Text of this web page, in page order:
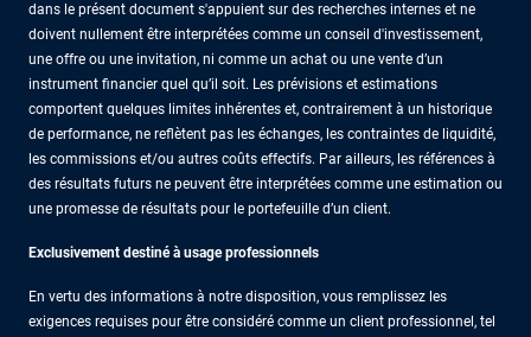
dans le présent document s'appuient sur des recherches internes et ne
doivent nullement être interprétées comme un conseil d'investissement,
une offre ou une invitation, ni comme un achat ou une vente d’un
instrument financier quel qu’il soit. Les prévisions et estimations
comportent quelques limites inhérentes et, contrairement à un historique
de performance, ne reflètent pas les échanges, les contraintes de liquidité,
les commissions et/ou autres coûts effectifs. Par ailleurs, les références à
des résultats futurs ne peuvent être interprétées comme une estimation ou
une promesse de résultats pour le portefeuille d’un client.
Exclusivement destiné à usage professionnels
En vertu des informations à notre disposition, vous remplissez les
exigences requises pour être considéré comme un client professionnel, tel